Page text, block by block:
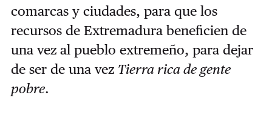
comarcas y ciudades, para que los
recursos de Extremadura beneficien de
una vez al pueblo extremeño, para dejar
de ser de una vez Tierra rica de gente
pobre.